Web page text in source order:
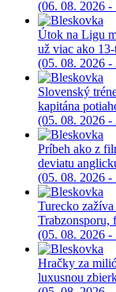
(06. 08. 2026 -
Útok na Ligu
už viac ako
(05. 08. 2026 -
Slovenský
kapitána
(05. 08. 2026 -
Príbeh ako z
deviatu
(05. 08. 2026 -
Turecko
Trabzonsporu,
(05. 08. 2026 -
Hračky za
luxusnou